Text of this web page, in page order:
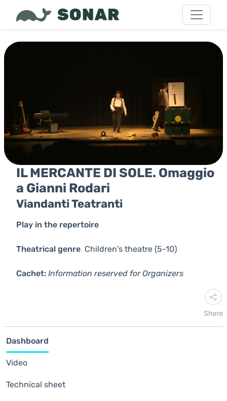
IL MERCANTE DI SOLE. Omaggio
a Gianni Rodari
Viandanti Teatranti
Play in the repertoire
Theatrical genre Children's theatre (5-10)
Cachet: Information reserved for Organizers
Share
Dashboard
Video
Technical sheet